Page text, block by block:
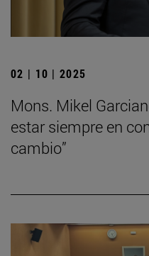
02 | 10 | 2025
Mons. Mikel
estar siempre en
cambio”